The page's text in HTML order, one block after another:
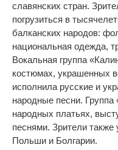
славянских стран.
погрузиться в
балканских народов:
национальная одежда,
Вокальная группа
костюмах, украшенных
исполнила русские и
народные песни.
народных платьях,
песнями. Зрители
Польши и Болгарии.